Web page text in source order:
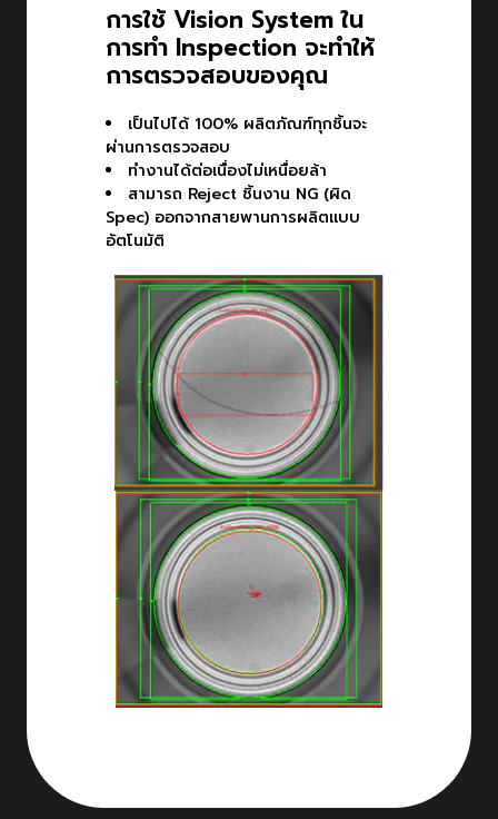
การใช้ Vision System ใน
การทำ Inspection จะทำให้
การตรวจสอบของคุณ
เป็นไปได้ 100% ผลิตภัณฑ์ทุกชิ้นจะ
ผ่านการตรวจสอบ
ทำงานได้ต่อเนื่องไม่เหนื่อยล้า
สามารถ Reject ชิ้นงาน NG (ผิด
Spec) ออกจากสายพานการผลิตแบบ
อัตโนมัติ